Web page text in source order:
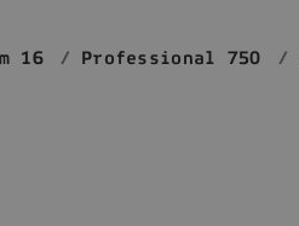
16 Professional 750